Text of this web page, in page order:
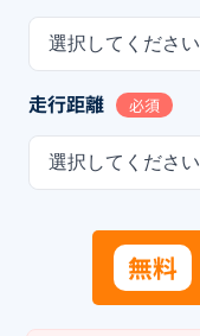
選択してください
走行距離 必須
選択してください
無料